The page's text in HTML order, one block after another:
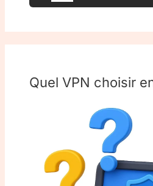
Quel VPN choisir